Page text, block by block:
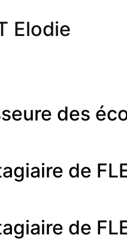
Elodie
des
de
de